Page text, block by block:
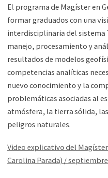
El programa de Magíster en
formar graduados con una
interdisciplinaria del sistema
manejo, procesamiento y
resultados de modelos
competencias analíticas
nuevo conocimiento y la
problemáticas asociadas al
atmósfera, la tierra sólida,
peligros naturales.
Video explicativo del
Carolina Parada) /